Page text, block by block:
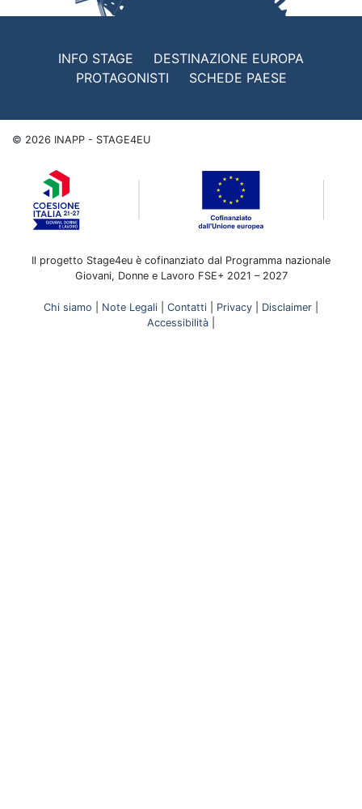
INFO STAGE
DESTINAZIONE EUROPA
PROTAGONISTI
SCHEDE PAESE
© 2026 INAPP - STAGE4EU
Il progetto Stage4eu è cofinanziato dal Programma nazionale
Giovani, Donne e Lavoro FSE+ 2021 – 2027
Chi siamo Note Legali Contatti Privacy Disclaimer
Accessibilità